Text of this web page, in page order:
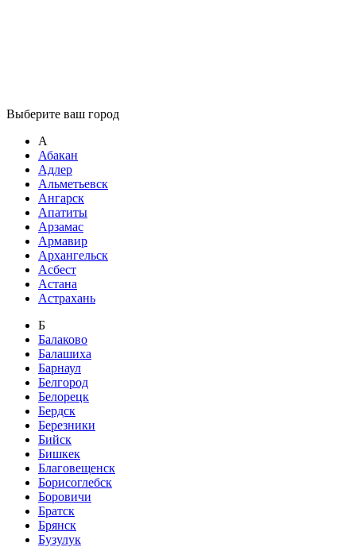
Выберите ваш город
А
Абакан
Адлер
Альметьевск
Ангарск
Апатиты
Арзамас
Армавир
Архангельск
Асбест
Астана
Астрахань
Б
Балаково
Балашиха
Барнаул
Белгород
Белорецк
Бердск
Березники
Бийск
Бишкек
Благовещенск
Борисоглебск
Боровичи
Братск
Брянск
Бузулук